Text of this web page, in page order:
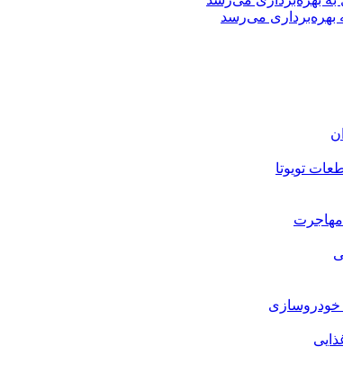
بهره‌برداری می‌رسد
تویوتا